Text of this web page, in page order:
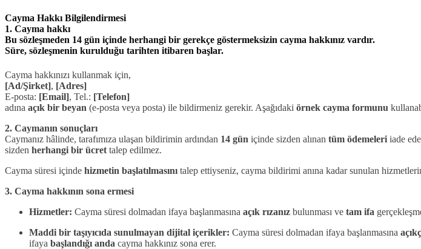
Cayma Hakkı Bilgilendirmesi
1. Cayma hakkı
Bu sözleşmeden 14 gün içinde herhangi bir gerekçe göstermeksizin cayma hakkınız vardır.
Süre, sözleşmenin kurulduğu tarihten itibaren başlar.
Cayma hakkınızı kullanmak için,
[Ad/Şirket], [Adres]
E-posta: [Email], Tel.: [Telefon]
adına açık bir beyan (e-posta veya posta) ile bildirmeniz gerekir. Aşağıdaki örnek cayma formunu
2. Caymanın sonuçları
Caymanız hâlinde, tarafımıza ulaşan bildirimin ardından 14 gün içinde sizden alınan tüm ödemeleri iade
sizden herhangi bir ücret talep edilmez.
Cayma süresi içinde hizmetin başlatılmasını talep ettiyseniz, cayma bildirimi anına kadar sunulan
3. Cayma hakkının sona ermesi
Hizmetler: Cayma süresi dolmadan ifaya başlanmasına açık rızanız bulunması ve tam ifa
Maddi bir taşıyıcıda sunulmayan dijital içerikler: Cayma süresi dolmadan ifaya başlanmasına
ifaya başlandığı anda cayma hakkınız sona erer.